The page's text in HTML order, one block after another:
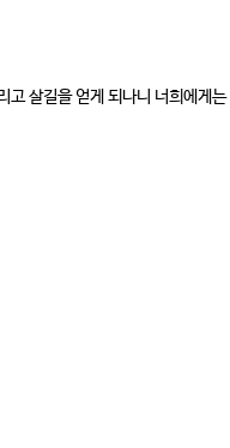
살길을 얻게 되나니 너희에게